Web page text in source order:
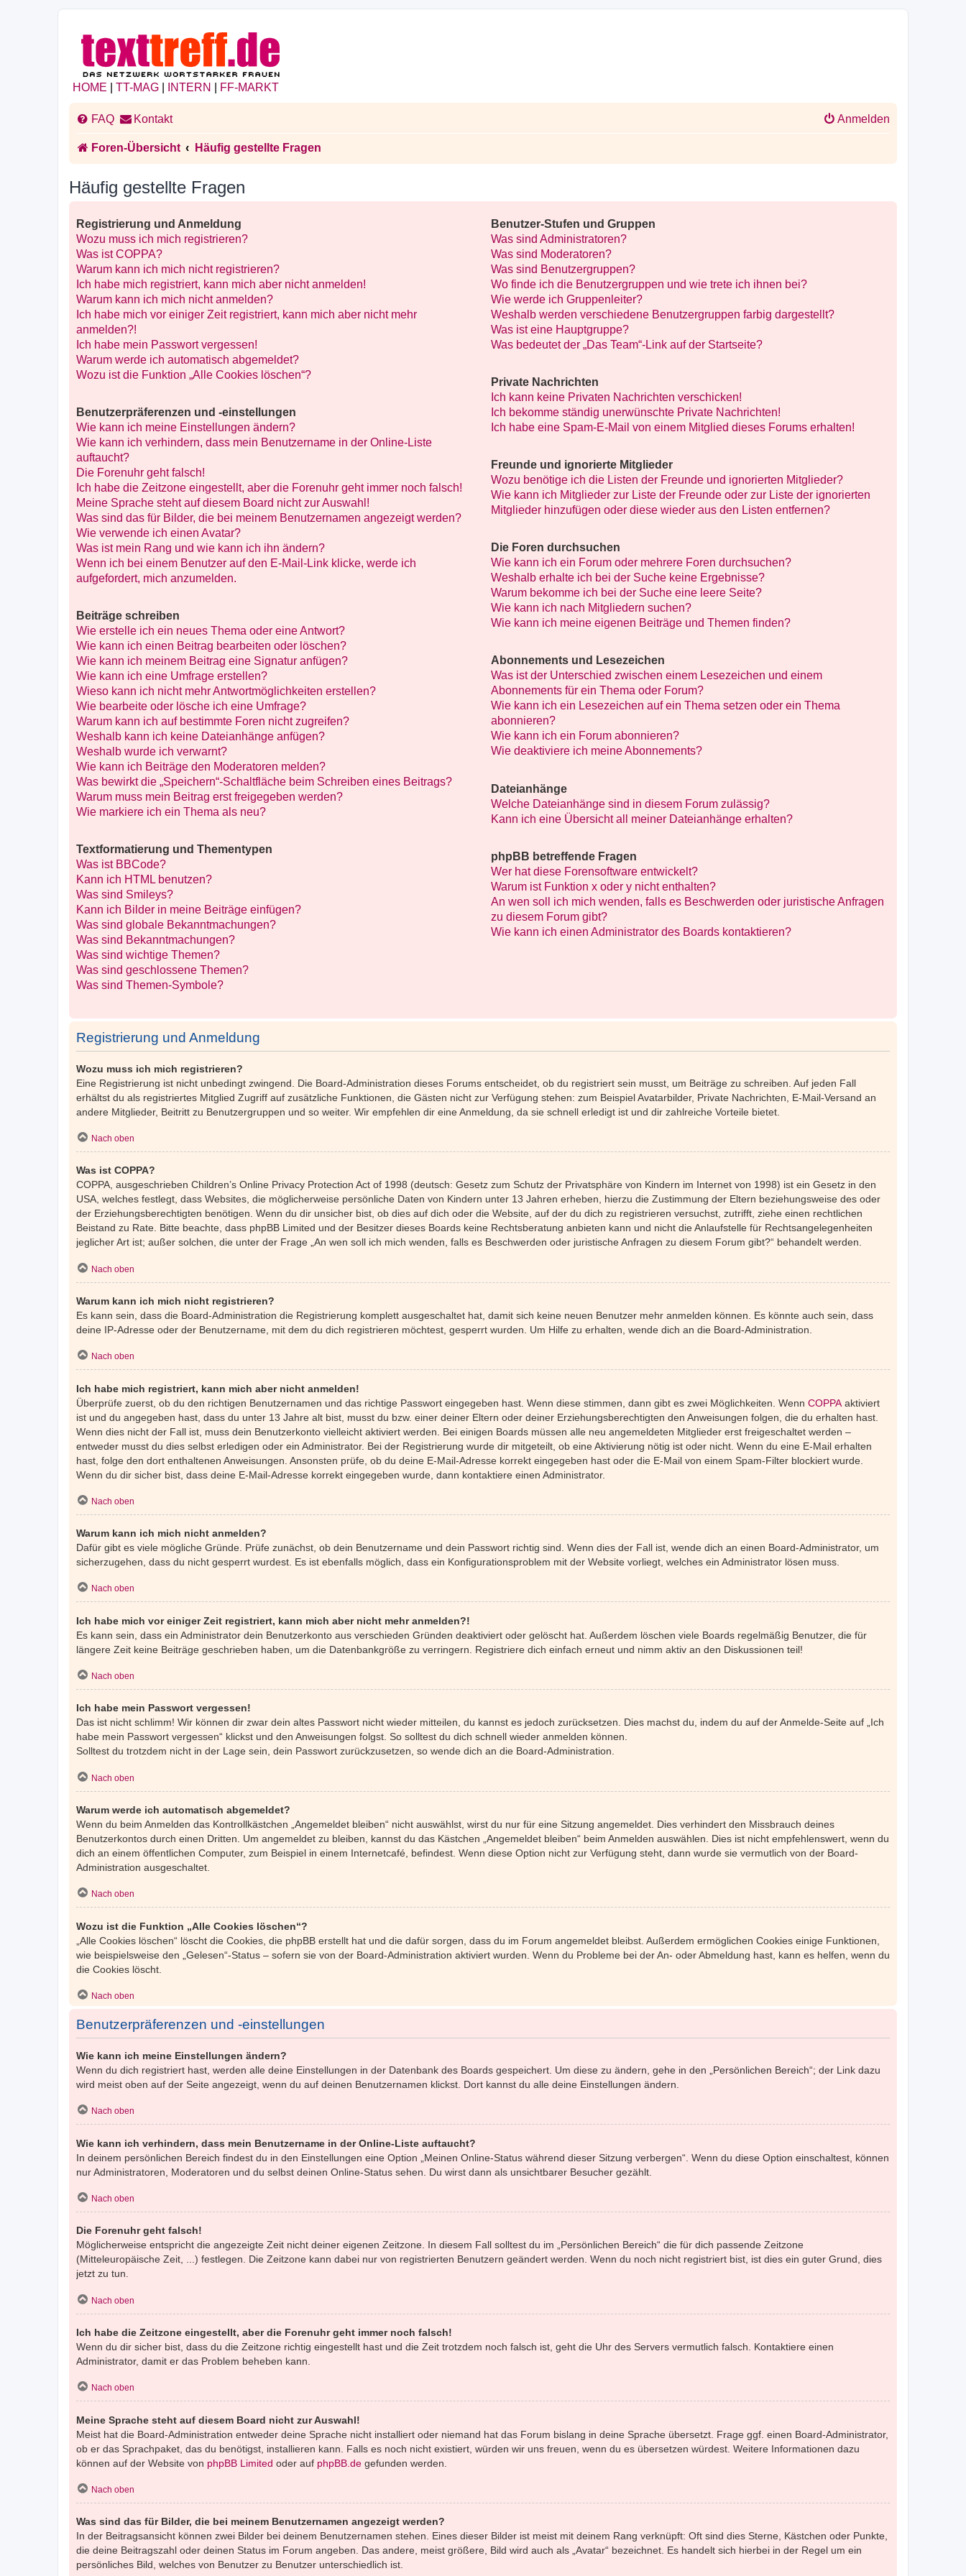
HOME TT-MAG INTERN FF-MARKT
FAQ Kontakt Anmelden
Foren-Übersicht Häufig gestellte Fragen
Häufig gestellte Fragen
Registrierung und Anmeldung
Wozu muss ich mich registrieren?
Was ist COPPA?
Warum kann ich mich nicht registrieren?
Ich habe mich registriert, kann mich aber nicht anmelden!
Warum kann ich mich nicht anmelden?
Ich habe mich vor einiger Zeit registriert, kann mich aber nicht mehr
anmelden?!
Ich habe mein Passwort vergessen!
Warum werde ich automatisch abgemeldet?
Wozu ist die Funktion „Alle Cookies löschen“?
Benutzerpräferenzen und -einstellungen
Wie kann ich meine Einstellungen ändern?
Wie kann ich verhindern, dass mein Benutzername in der Online-Liste
auftaucht?
Die Forenuhr geht falsch!
Ich habe die Zeitzone eingestellt, aber die Forenuhr geht immer noch falsch!
Meine Sprache steht auf diesem Board nicht zur Auswahl!
Was sind das für Bilder, die bei meinem Benutzernamen angezeigt werden?
Wie verwende ich einen Avatar?
Was ist mein Rang und wie kann ich ihn ändern?
Wenn ich bei einem Benutzer auf den E-Mail-Link klicke, werde ich
aufgefordert, mich anzumelden.
Beiträge schreiben
Wie erstelle ich ein neues Thema oder eine Antwort?
Wie kann ich einen Beitrag bearbeiten oder löschen?
Wie kann ich meinem Beitrag eine Signatur anfügen?
Wie kann ich eine Umfrage erstellen?
Wieso kann ich nicht mehr Antwortmöglichkeiten erstellen?
Wie bearbeite oder lösche ich eine Umfrage?
Warum kann ich auf bestimmte Foren nicht zugreifen?
Weshalb kann ich keine Dateianhänge anfügen?
Weshalb wurde ich verwarnt?
Wie kann ich Beiträge den Moderatoren melden?
Was bewirkt die „Speichern“-Schaltfläche beim Schreiben eines Beitrags?
Warum muss mein Beitrag erst freigegeben werden?
Wie markiere ich ein Thema als neu?
Textformatierung und Thementypen
Was ist BBCode?
Kann ich HTML benutzen?
Was sind Smileys?
Kann ich Bilder in meine Beiträge einfügen?
Was sind globale Bekanntmachungen?
Was sind Bekanntmachungen?
Was sind wichtige Themen?
Was sind geschlossene Themen?
Was sind Themen-Symbole?
Benutzer-Stufen und Gruppen
Was sind Administratoren?
Was sind Moderatoren?
Was sind Benutzergruppen?
Wo finde ich die Benutzergruppen und wie trete ich ihnen bei?
Wie werde ich Gruppenleiter?
Weshalb werden verschiedene Benutzergruppen farbig dargestellt?
Was ist eine Hauptgruppe?
Was bedeutet der „Das Team“-Link auf der Startseite?
Private Nachrichten
Ich kann keine Privaten Nachrichten verschicken!
Ich bekomme ständig unerwünschte Private Nachrichten!
Ich habe eine Spam-E-Mail von einem Mitglied dieses Forums erhalten!
Freunde und ignorierte Mitglieder
Wozu benötige ich die Listen der Freunde und ignorierten Mitglieder?
Wie kann ich Mitglieder zur Liste der Freunde oder zur Liste der ignorierten
Mitglieder hinzufügen oder diese wieder aus den Listen entfernen?
Die Foren durchsuchen
Wie kann ich ein Forum oder mehrere Foren durchsuchen?
Weshalb erhalte ich bei der Suche keine Ergebnisse?
Warum bekomme ich bei der Suche eine leere Seite?
Wie kann ich nach Mitgliedern suchen?
Wie kann ich meine eigenen Beiträge und Themen finden?
Abonnements und Lesezeichen
Was ist der Unterschied zwischen einem Lesezeichen und einem
Abonnements für ein Thema oder Forum?
Wie kann ich ein Lesezeichen auf ein Thema setzen oder ein Thema
abonnieren?
Wie kann ich ein Forum abonnieren?
Wie deaktiviere ich meine Abonnements?
Dateianhänge
Welche Dateianhänge sind in diesem Forum zulässig?
Kann ich eine Übersicht all meiner Dateianhänge erhalten?
phpBB betreffende Fragen
Wer hat diese Forensoftware entwickelt?
Warum ist Funktion x oder y nicht enthalten?
An wen soll ich mich wenden, falls es Beschwerden oder juristische Anfragen
zu diesem Forum gibt?
Wie kann ich einen Administrator des Boards kontaktieren?
Registrierung und Anmeldung
Wozu muss ich mich registrieren?
Eine Registrierung ist nicht unbedingt zwingend. Die Board-Administration dieses Forums entscheidet, ob du registriert sein musst, um Beiträge zu schreiben. Auf jeden Fall
erhältst du als registriertes Mitglied Zugriff auf zusätzliche Funktionen, die Gästen nicht zur Verfügung stehen: zum Beispiel Avatarbilder, Private Nachrichten, E-Mail-Versand an
andere Mitglieder, Beitritt zu Benutzergruppen und so weiter. Wir empfehlen dir eine Anmeldung, da sie schnell erledigt ist und dir zahlreiche Vorteile bietet.
Nach oben
Was ist COPPA?
COPPA, ausgeschrieben Children’s Online Privacy Protection Act of 1998 (deutsch: Gesetz zum Schutz der Privatsphäre von Kindern im Internet von 1998) ist ein Gesetz in den
USA, welches festlegt, dass Websites, die möglicherweise persönliche Daten von Kindern unter 13 Jahren erheben, hierzu die Zustimmung der Eltern beziehungsweise des oder
der Erziehungsberechtigten benötigen. Wenn du dir unsicher bist, ob dies auf dich oder die Website, auf der du dich zu registrieren versuchst, zutrifft, ziehe einen rechtlichen
Beistand zu Rate. Bitte beachte, dass phpBB Limited und der Besitzer dieses Boards keine Rechtsberatung anbieten kann und nicht die Anlaufstelle für Rechtsangelegenheiten
jeglicher Art ist; außer solchen, die unter der Frage „An wen soll ich mich wenden, falls es Beschwerden oder juristische Anfragen zu diesem Forum gibt?“ behandelt werden.
Nach oben
Warum kann ich mich nicht registrieren?
Es kann sein, dass die Board-Administration die Registrierung komplett ausgeschaltet hat, damit sich keine neuen Benutzer mehr anmelden können. Es könnte auch sein, dass
deine IP-Adresse oder der Benutzername, mit dem du dich registrieren möchtest, gesperrt wurden. Um Hilfe zu erhalten, wende dich an die Board-Administration.
Nach oben
Ich habe mich registriert, kann mich aber nicht anmelden!
Überprüfe zuerst, ob du den richtigen Benutzernamen und das richtige Passwort eingegeben hast. Wenn diese stimmen, dann gibt es zwei Möglichkeiten. Wenn COPPA aktiviert
ist und du angegeben hast, dass du unter 13 Jahre alt bist, musst du bzw. einer deiner Eltern oder deiner Erziehungsberechtigten den Anweisungen folgen, die du erhalten hast.
Wenn dies nicht der Fall ist, muss dein Benutzerkonto vielleicht aktiviert werden. Bei einigen Boards müssen alle neu angemeldeten Mitglieder erst freigeschaltet werden –
entweder musst du dies selbst erledigen oder ein Administrator. Bei der Registrierung wurde dir mitgeteilt, ob eine Aktivierung nötig ist oder nicht. Wenn du eine E-Mail erhalten
hast, folge den dort enthaltenen Anweisungen. Ansonsten prüfe, ob du deine E-Mail-Adresse korrekt eingegeben hast oder die E-Mail von einem Spam-Filter blockiert wurde.
Wenn du dir sicher bist, dass deine E-Mail-Adresse korrekt eingegeben wurde, dann kontaktiere einen Administrator.
Nach oben
Warum kann ich mich nicht anmelden?
Dafür gibt es viele mögliche Gründe. Prüfe zunächst, ob dein Benutzername und dein Passwort richtig sind. Wenn dies der Fall ist, wende dich an einen Board-Administrator, um
sicherzugehen, dass du nicht gesperrt wurdest. Es ist ebenfalls möglich, dass ein Konfigurationsproblem mit der Website vorliegt, welches ein Administrator lösen muss.
Nach oben
Ich habe mich vor einiger Zeit registriert, kann mich aber nicht mehr anmelden?!
Es kann sein, dass ein Administrator dein Benutzerkonto aus verschieden Gründen deaktiviert oder gelöscht hat. Außerdem löschen viele Boards regelmäßig Benutzer, die für
längere Zeit keine Beiträge geschrieben haben, um die Datenbankgröße zu verringern. Registriere dich einfach erneut und nimm aktiv an den Diskussionen teil!
Nach oben
Ich habe mein Passwort vergessen!
Das ist nicht schlimm! Wir können dir zwar dein altes Passwort nicht wieder mitteilen, du kannst es jedoch zurücksetzen. Dies machst du, indem du auf der Anmelde-Seite auf „Ich
habe mein Passwort vergessen“ klickst und den Anweisungen folgst. So solltest du dich schnell wieder anmelden können.
Solltest du trotzdem nicht in der Lage sein, dein Passwort zurückzusetzen, so wende dich an die Board-Administration.
Nach oben
Warum werde ich automatisch abgemeldet?
Wenn du beim Anmelden das Kontrollkästchen „Angemeldet bleiben“ nicht auswählst, wirst du nur für eine Sitzung angemeldet. Dies verhindert den Missbrauch deines
Benutzerkontos durch einen Dritten. Um angemeldet zu bleiben, kannst du das Kästchen „Angemeldet bleiben“ beim Anmelden auswählen. Dies ist nicht empfehlenswert, wenn du
dich an einem öffentlichen Computer, zum Beispiel in einem Internetcafé, befindest. Wenn diese Option nicht zur Verfügung steht, dann wurde sie vermutlich von der Board-
Administration ausgeschaltet.
Nach oben
Wozu ist die Funktion „Alle Cookies löschen“?
„Alle Cookies löschen“ löscht die Cookies, die phpBB erstellt hat und die dafür sorgen, dass du im Forum angemeldet bleibst. Außerdem ermöglichen Cookies einige Funktionen,
wie beispielsweise den „Gelesen“-Status – sofern sie von der Board-Administration aktiviert wurden. Wenn du Probleme bei der An- oder Abmeldung hast, kann es helfen, wenn du
die Cookies löscht.
Nach oben
Benutzerpräferenzen und -einstellungen
Wie kann ich meine Einstellungen ändern?
Wenn du dich registriert hast, werden alle deine Einstellungen in der Datenbank des Boards gespeichert. Um diese zu ändern, gehe in den „Persönlichen Bereich“; der Link dazu
wird meist oben auf der Seite angezeigt, wenn du auf deinen Benutzernamen klickst. Dort kannst du alle deine Einstellungen ändern.
Nach oben
Wie kann ich verhindern, dass mein Benutzername in der Online-Liste auftaucht?
In deinem persönlichen Bereich findest du in den Einstellungen eine Option „Meinen Online-Status während dieser Sitzung verbergen“. Wenn du diese Option einschaltest, können
nur Administratoren, Moderatoren und du selbst deinen Online-Status sehen. Du wirst dann als unsichtbarer Besucher gezählt.
Nach oben
Die Forenuhr geht falsch!
Möglicherweise entspricht die angezeigte Zeit nicht deiner eigenen Zeitzone. In diesem Fall solltest du im „Persönlichen Bereich“ die für dich passende Zeitzone
(Mitteleuropäische Zeit, ...) festlegen. Die Zeitzone kann dabei nur von registrierten Benutzern geändert werden. Wenn du noch nicht registriert bist, ist dies ein guter Grund, dies
jetzt zu tun.
Nach oben
Ich habe die Zeitzone eingestellt, aber die Forenuhr geht immer noch falsch!
Wenn du dir sicher bist, dass du die Zeitzone richtig eingestellt hast und die Zeit trotzdem noch falsch ist, geht die Uhr des Servers vermutlich falsch. Kontaktiere einen
Administrator, damit er das Problem beheben kann.
Nach oben
Meine Sprache steht auf diesem Board nicht zur Auswahl!
Meist hat die Board-Administration entweder deine Sprache nicht installiert oder niemand hat das Forum bislang in deine Sprache übersetzt. Frage ggf. einen Board-Administrator,
ob er das Sprachpaket, das du benötigst, installieren kann. Falls es noch nicht existiert, würden wir uns freuen, wenn du es übersetzen würdest. Weitere Informationen dazu
können auf der Website von phpBB Limited oder auf phpBB.de gefunden werden.
Nach oben
Was sind das für Bilder, die bei meinem Benutzernamen angezeigt werden?
In der Beitragsansicht können zwei Bilder bei deinem Benutzernamen stehen. Eines dieser Bilder ist meist mit deinem Rang verknüpft: Oft sind dies Sterne, Kästchen oder Punkte,
die deine Beitragszahl oder deinen Status im Forum angeben. Das andere, meist größere, Bild wird auch als „Avatar“ bezeichnet. Es handelt sich hierbei in der Regel um ein
persönliches Bild, welches von Benutzer zu Benutzer unterschiedlich ist.